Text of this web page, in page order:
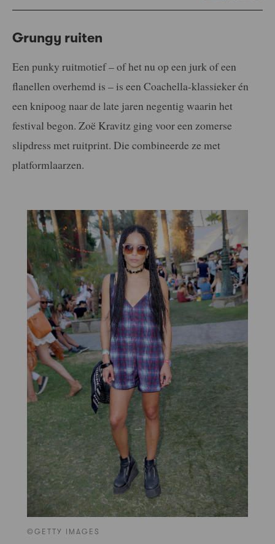
Grungy ruiten
Een punky ruitmotief – of het nu op een jurk of een
flanellen overhemd is – is een Coachella-klassieker én
een knipoog naar de late jaren negentig waarin het
festival begon. Zoë Kravitz ging voor een zomerse
slipdress met ruitprint. Die combineerde ze met
platformlaarzen.
©GETTY IMAGES